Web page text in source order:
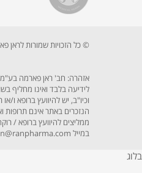
© כל הזכויות שמורות לראן
אזהרה: חב' ראן פארמה בע"מ
לידיעה בלבד ואינו מחליף
וכיו"ב, יש להיוועץ ברופא
הנזכרים באתר אינם
במייל ran@ranpharma.com
בלוג